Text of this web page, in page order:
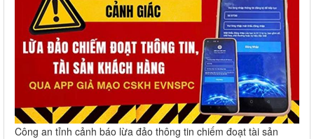
Công an tỉnh cảnh báo lừa đảo thông tin chiếm đoạt tài sản